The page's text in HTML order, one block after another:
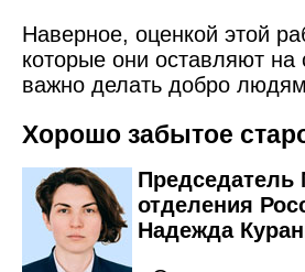
Наверное, оценкой этой
которые они оставляют
важно делать добро
Хорошо забытое
Председатель
отделения
Надежда